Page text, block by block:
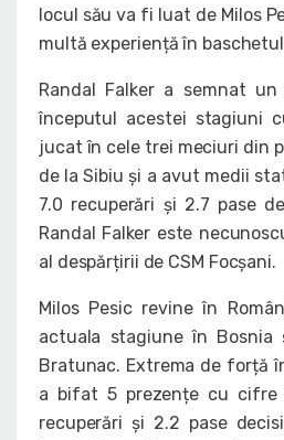
locul său va fi luat de Milos
multă experiență în
Randal Falker a semnat
începutul acestei stagiuni
jucat în cele trei meciuri din
de la Sibiu și a avut medii
7.0 recuperări și 2.7 pase
Randal Falker este
al despărțirii de CSM Focșani.
Milos Pesic revine în
actuala stagiune în Bosnia
Bratunac. Extrema de forță
a bifat 5 prezențe cu cifre
recuperări și 2.2 pase